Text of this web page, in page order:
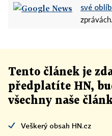
své
zprávách.
Tento článek je
předplatíte HN,
všechny naše
Veškerý obsah HN.cz